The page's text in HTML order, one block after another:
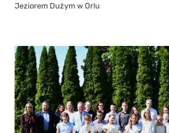
Jeziorem Dużym w Orlu